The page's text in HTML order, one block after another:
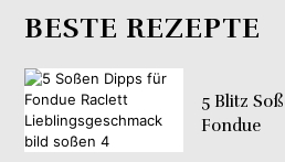
BESTE REZEPTE
5 Blitz
Fondue